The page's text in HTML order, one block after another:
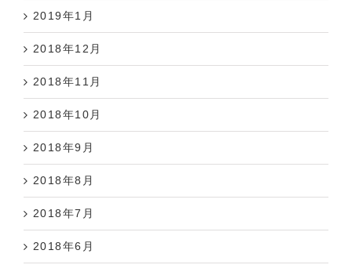
2019年1月
2018年12月
2018年11月
2018年10月
2018年9月
2018年8月
2018年7月
2018年6月